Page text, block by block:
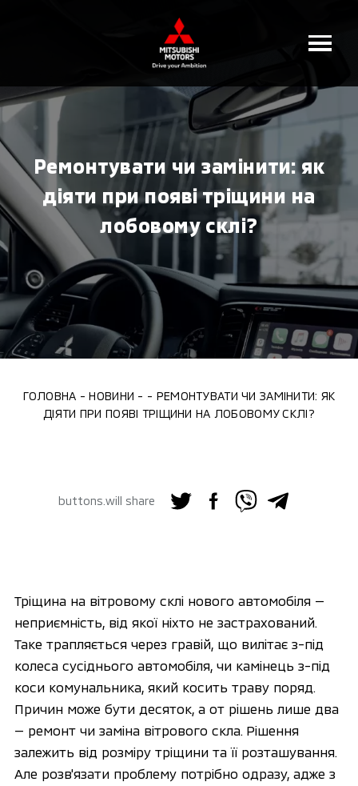
Ремонтувати чи замінити: як
діяти при появі тріщини на
лобовому склі?
ГОЛОВНА НОВИНИ
РЕМОНТУВАТИ ЧИ ЗАМІНИТИ: ЯК
ДІЯТИ ПРИ ПОЯВІ ТРІЩИНИ НА ЛОБОВОМУ СКЛІ?
buttons.will share
Тріщина на вітровому склі нового автомобіля —
неприємність, від якої ніхто не застрахований.
Таке трапляється через гравій, що вилітає з-під
колеса сусіднього автомобіля, чи камінець з-під
коси комунальника, який косить траву поряд.
Причин може бути десяток, а от рішень лише два
— ремонт чи заміна вітрового скла. Рішення
залежить від розміру тріщини та її розташування.
Але розв'язати проблему потрібно одразу, адже з